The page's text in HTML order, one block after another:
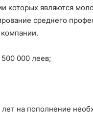
которых являются
среднего
500 000 леев;
на пополнение